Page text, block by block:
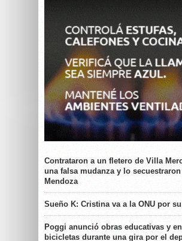
Contrataron a un fletero de Villa
una falsa mudanza y lo
Mendoza
Sueño K: Cristina va a la ONU por
Poggi anunció obras educativas y
bicicletas durante una gira por el